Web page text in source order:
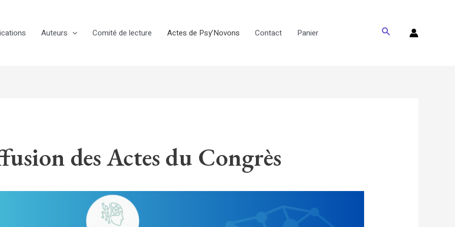
Auteurs Comité de lecture Actes de Psy’Novons Contact Panier Rechercher
des Actes du Congrès